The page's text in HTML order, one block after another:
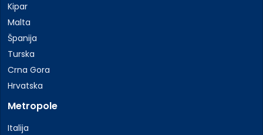
Kipar
Malta
Španija
Turska
Crna Gora
Hrvatska
Metropole
Italija